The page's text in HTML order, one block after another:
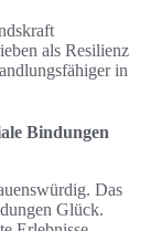
als Resilienz
in
Bindungen
Das
Glück.